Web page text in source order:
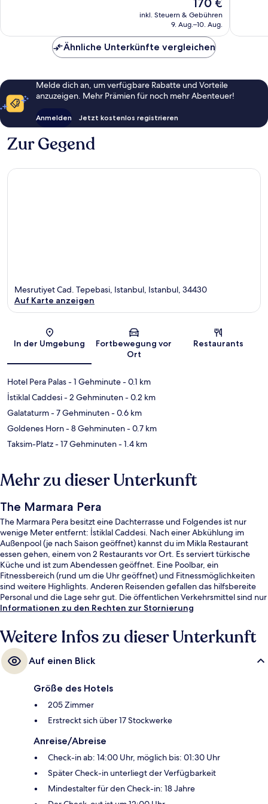
Preis
beträgt
170 €
inkl. Steuern & Gebühren
9. Aug.–10. Aug.
Ähnliche Unterkünfte vergleichen
Melde dich an, um verfügbare Rabatte und Vorteile
anzuzeigen. Mehr Prämien für noch mehr Abenteuer!
Anmelden Jetzt kostenlos registrieren
Zur Gegend
Karte
Mesrutiyet Cad. Tepebasi, Istanbul, Istanbul, 34430
Auf Karte anzeigen
In der Umgebung
Fortbewegung vor
Ort
Restaurants
Hotel Pera Palas- 1 Gehminute- 0.1 km
İstiklal Caddesi- 2 Gehminuten- 0.2 km
Galataturm- 7 Gehminuten- 0.6 km
Goldenes Horn- 8 Gehminuten- 0.7 km
Taksim-Platz- 17 Gehminuten- 1.4 km
Mehr zu dieser Unterkunft
The Marmara Pera
The Marmara Pera besitzt eine Dachterrasse und Folgendes ist nur
wenige Meter entfernt: İstiklal Caddesi. Nach einer Abkühlung im
Außenpool (je nach Saison geöffnet) kannst du im Mikla Restaurant
essen gehen, einem von 2 Restaurants vor Ort. Es serviert türkische
Küche und ist zum Abendessen geöffnet. Eine Poolbar, ein
Fitnessbereich (rund um die Uhr geöffnet) und Fitnessmöglichkeiten
sind weitere Highlights. Anderen Reisenden gefallen das hilfsbereite
Personal und die Lage sehr gut. Die öffentlichen Verkehrsmittel sind nur
einen kurzen Fußmarsch entfernt: Zur Metrostation Şişhane-Zemin sind
Informationen zu den Rechten zur Stornierung
Weitere Infos zu dieser Unterkunft
Auf einen Blick
Größe des Hotels
205 Zimmer
Erstreckt sich über 17 Stockwerke
Anreise/Abreise
Check-in ab: 14:00 Uhr, möglich bis: 01:30 Uhr
Später Check-in unterliegt der Verfügbarkeit
Mindestalter für den Check-in: 18 Jahre